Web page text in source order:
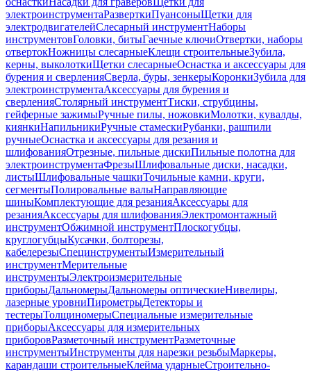
электроинструментаРазверткиПуансоныЩетки для
электродвигателейСлесарный инструментНаборы
инструментовГоловки, битыГаечные ключиОтвертки, наборы
отвертокНожницы слесарныеКлещи строительныеЗубила,
керны, выколоткиЩетки слесарныеОснастка и аксессуары для
бурения и сверленияСверла, буры, зенкерыКоронкиЗубила для
электроинструментаАксессуары для бурения и
сверленияСтолярный инструментТиски, струбцины,
гейферные зажимыРучные пилы, ножовкиМолотки, кувалды,
киянкиНапильникиРучные стамескиРубанки, рашпили
ручныеОснастка и аксессуары для резания и
шлифованияОтрезные, пильные дискиПильные полотна для
электроинструментаФрезыШлифовальные диски, насадки,
листыШлифовальные чашкиТочильные камни, круги,
сегментыПолировальные валыНаправляющие
шиныКомплектующие для резанияАксессуары для
резанияАксессуары для шлифованияЭлектромонтажный
инструментОбжимной инструментПлоскогубцы,
круглогубцыКусачки, болторезы,
кабелерезыСпецинструментыИзмерительный
инструментМерительные
инструментыЭлектроизмерительные
приборыДальномерыДальномеры оптическиеНивелиры,
лазерные уровниПирометрыДетекторы и
тестерыТолщиномерыСпециальные измерительные
приборыАксессуары для измерительных
приборовРазметочный инструментРазметочные
инструментыИнструменты для нарезки резьбыМаркеры,
карандаши строительныеКлейма ударныеСтроительно-